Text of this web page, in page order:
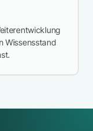
Wissensstand